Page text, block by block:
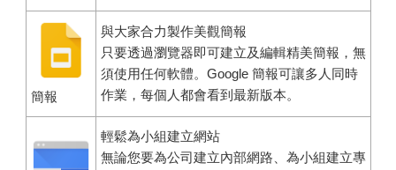
簡報
與大家合力製作美觀簡報
只要透過瀏覽器即可建立及編輯精美簡報，無
須使用任何軟體。Google 簡報可讓多人同時
作業，每個人都會看到最新版本。
輕鬆為小組建立網站
無論您要為公司建立內部網路、為小組建立專